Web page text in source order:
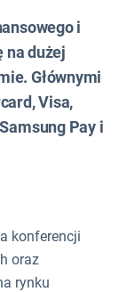
i
na dużej
Głównymi
Visa,
Pay i
konferencji
oraz
rynku